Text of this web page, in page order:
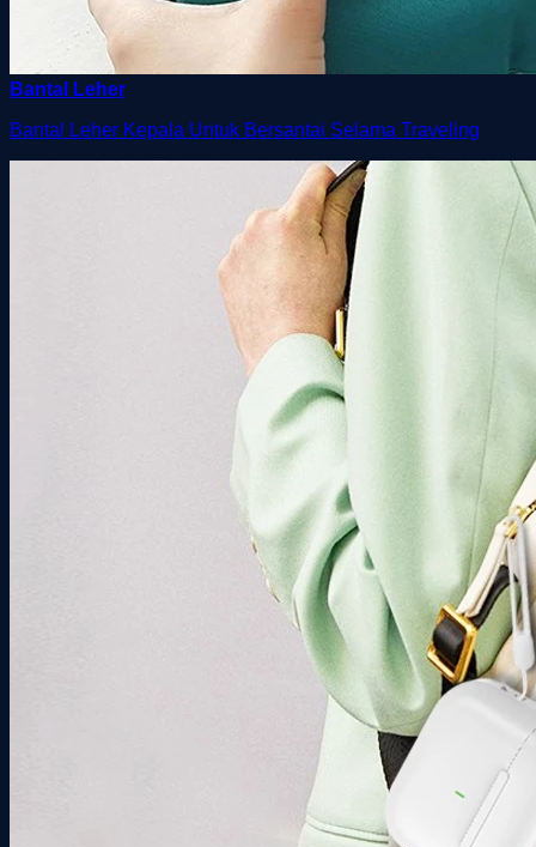
Bantal Leher
Bantal Leher Kepala Untuk Bersantai Selama Traveling